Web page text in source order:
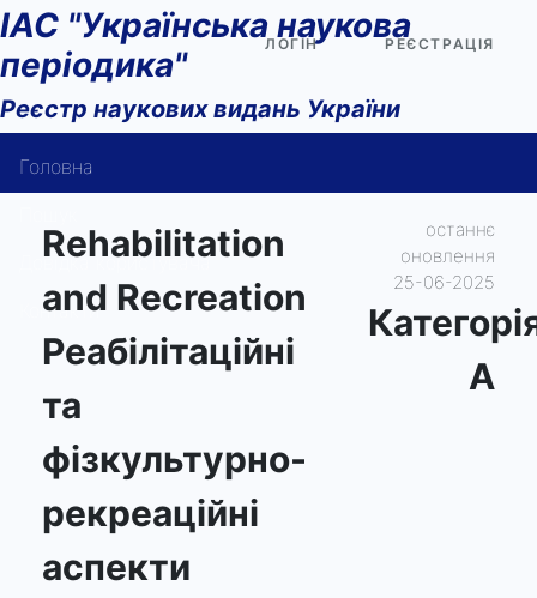
ІАС "Українська наукова
періодика"
Реєстр наукових видань України
ЛОГІН РЕЄСТРАЦІЯ
Головна
Довідка користувача
Контакти
Rehabilitation
and Recreation
Реабілітаційні
та
фізкультурно-
рекреаційні
аспекти
останнє
оновлення
25-06-2025
А